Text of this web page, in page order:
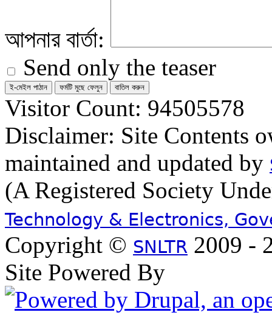
আপনার বার্তা:
Send only the teaser
Visitor Count: 94505578
Disclaimer: Site Contents
maintained and updated by
(A Registered Society
Technology & Electronics,
Copyright © SNLTR 2009 -
Site Powered By